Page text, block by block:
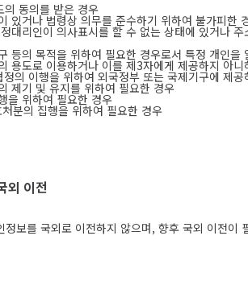
의 동의를 받은 경우
있거나 법령상 의무를 준수하기 위하여 불가피한
대리인이 의사표시를 할 수 없는 상태에 있거나
등의 목적을 위하여 필요한 경우로서 특정 개인
용도로 이용하거나 이를 제3자에게 제공하지 아
의 이행을 위하여 외국정부 또는 국제기구에 제
제기 및 유지를 위하여 필요한 경우
을 위하여 필요한 경우
분의 집행을 위하여 필요한 경우
외 이전
정보를 국외로 이전하지 않으며, 향후 국외 이전